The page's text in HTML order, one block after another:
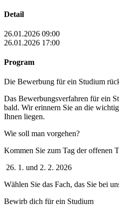
Detail
26.01.2026 09:00
26.01.2026 17:00
Program
Die Bewerbung für ein Studium
Das Bewerbungsverfahren für ein
bald. Wir erinnern Sie an die
Ihnen liegen.
Wie soll man vorgehen?
Kommen Sie zum Tag der offenen
26. 1. und 2. 2. 2026
Wählen Sie das Fach, das Sie bei
Bewirb dich für ein Studium